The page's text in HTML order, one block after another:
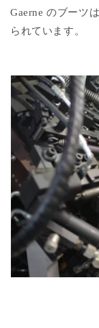
Gaerne のブーツ
られています。